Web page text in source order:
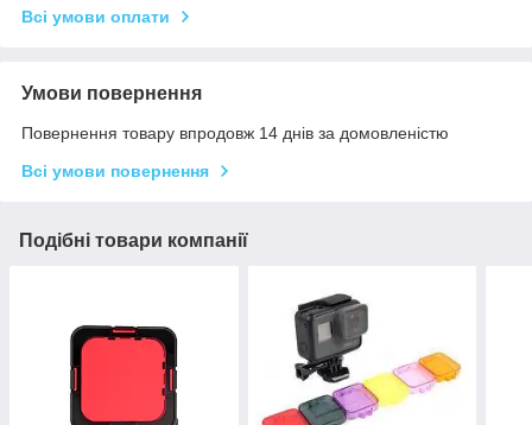
Всі умови оплати
Умови повернення
Повернення товару впродовж 14 днів за домовленістю
Всі умови повернення
Подібні товари компанії